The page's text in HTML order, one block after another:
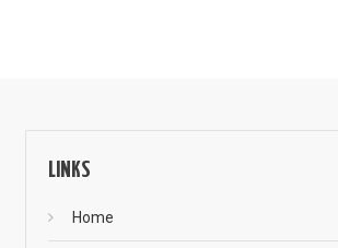
LINKS
Home